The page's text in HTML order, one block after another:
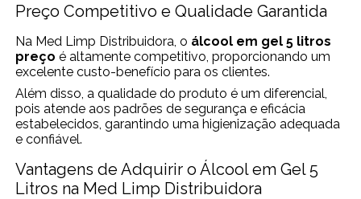
Preço Competitivo e Qualidade Garantida
Na Med Limp Distribuidora, o álcool em gel 5 litros
preço é altamente competitivo, proporcionando um
excelente custo-benefício para os clientes.
Além disso, a qualidade do produto é um diferencial,
pois atende aos padrões de segurança e eficácia
estabelecidos, garantindo uma higienização adequada
e confiável.
Vantagens de Adquirir o Álcool em Gel 5
Litros na Med Limp Distribuidora